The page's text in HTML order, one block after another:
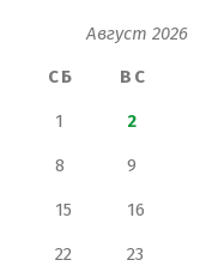
Август 2026
СБ ВС
1 2
8 9
15 16
22 23